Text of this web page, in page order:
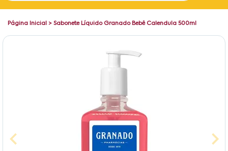
Bahia
Página Inicial > Sabonete Líquido Granado Bebê Calendula 500ml